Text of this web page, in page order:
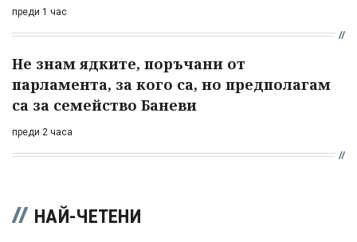
преди 1 час
Не знам ядките, поръчани от
парламента, за кого са, но предполагам
са за семейство Баневи
преди 2 часа
НАЙ-ЧЕТЕНИ